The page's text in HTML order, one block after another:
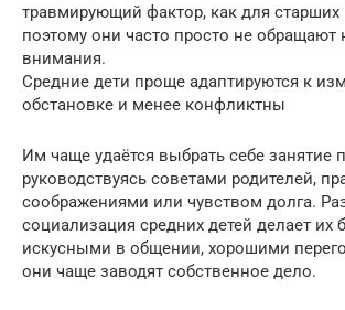
травмирующий фактор, как для
поэтому они часто просто не обращают
внимания.
Средние дети проще адаптируются к
обстановке и менее конфликтны
Им чаще удаётся выбрать себе занятие
руководствуясь советами родителей,
соображениями или чувством долга.
социализация средних детей делает их
искусными в общении, хорошими
они чаще заводят собственное дело.